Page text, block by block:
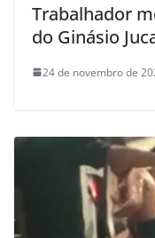
Trabalhador
do Ginásio
24 de novembro de